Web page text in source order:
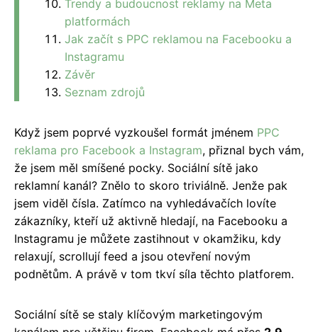
Trendy a budoucnost reklamy na Meta
platformách
Jak začít s PPC reklamou na Facebooku a
Instagramu
Závěr
Seznam zdrojů
Když jsem poprvé vyzkoušel formát jménem PPC
reklama pro Facebook a Instagram, přiznal bych vám,
že jsem měl smíšené pocky. Sociální sítě jako
reklamní kanál? Znělo to skoro triviálně. Jenže pak
jsem viděl čísla. Zatímco na vyhledávačích lovíte
zákazníky, kteří už aktivně hledají, na Facebooku a
Instagramu je můžete zastihnout v okamžiku, kdy
relaxují, scrollují feed a jsou otevření novým
podnětům. A právě v tom tkví síla těchto platforem.
Sociální sítě se staly klíčovým marketingovým